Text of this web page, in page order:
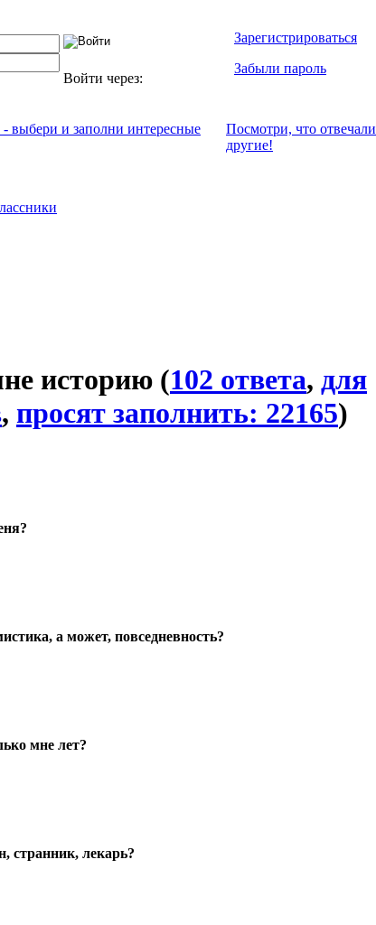
Войти через:
Зарегистрироваться
Забыли пароль
выбери и заполни интересные
Посмотри, что отвeчали
другие!
историю (102 ответа, для
, просят заполнить: 22165)
а может, повседневность?
мне лет?
странник, лекарь?